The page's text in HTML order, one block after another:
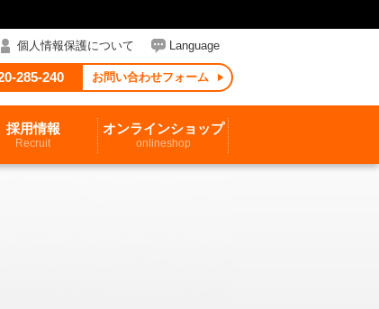
個人情報保護について Language
285-240 お問い合わせフォーム
採用情報
Recruit
オンラインショップ
onlineshop